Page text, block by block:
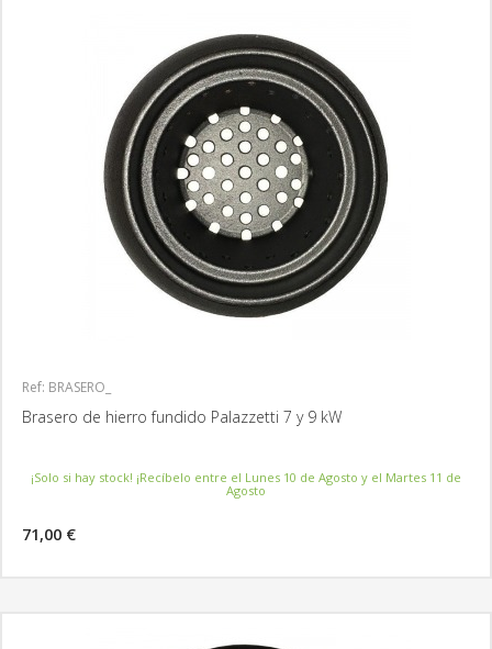
Ref: BRASERO_
Brasero de hierro fundido Palazzetti 7 y 9 kW
¡Solo si hay stock! ¡Recíbelo entre el Lunes 10 de Agosto y el Martes 11 de
Agosto
71,00 €